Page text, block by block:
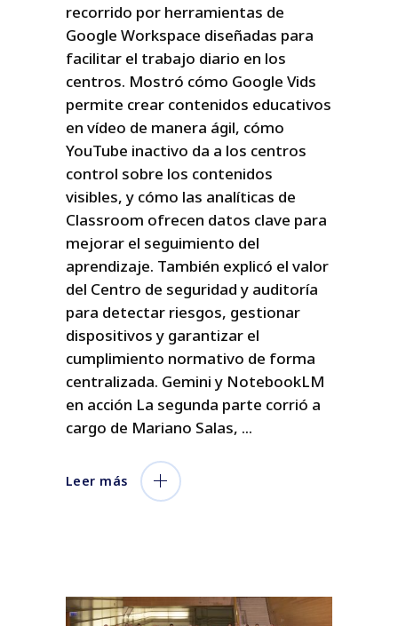
recorrido por herramientas de
Google Workspace diseñadas para
facilitar el trabajo diario en los
centros. Mostró cómo Google Vids
permite crear contenidos educativos
en vídeo de manera ágil, cómo
YouTube inactivo da a los centros
control sobre los contenidos
visibles, y cómo las analíticas de
Classroom ofrecen datos clave para
mejorar el seguimiento del
aprendizaje. También explicó el valor
del Centro de seguridad y auditoría
para detectar riesgos, gestionar
dispositivos y garantizar el
cumplimiento normativo de forma
centralizada. Gemini y NotebookLM
en acción La segunda parte corrió a
cargo de Mariano Salas,
Leer más